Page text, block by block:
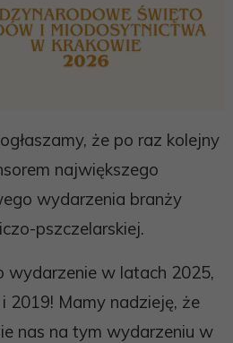
że po raz kolejny
największego
wydarzenia branży
pszczelarskiej.
wydarzenie w latach 2025,
2019! Mamy nadzieję, że
nas na tym wydarzeniu w